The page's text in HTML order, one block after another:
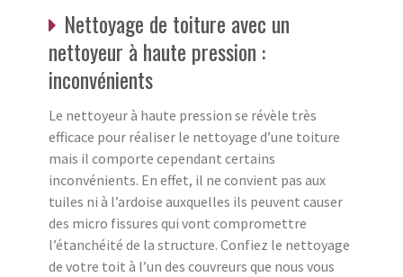
Nettoyage de toiture avec un
nettoyeur à haute pression :
inconvénients
Le nettoyeur à haute pression se révèle très
efficace pour réaliser le nettoyage d’une toiture
mais il comporte cependant certains
inconvénients. En effet, il ne convient pas aux
tuiles ni à l’ardoise auxquelles ils peuvent causer
des micro fissures qui vont compromettre
l’étanchéité de la structure. Confiez le nettoyage
de votre toit à l’un des couvreurs que nous vous